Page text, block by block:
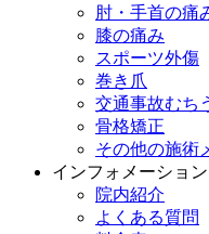
肘・手首の痛
膝の痛み
スポーツ外傷
巻き爪
交通事故むち
骨格矯正
その他の施術
インフォメーション
院内紹介
よくある質問